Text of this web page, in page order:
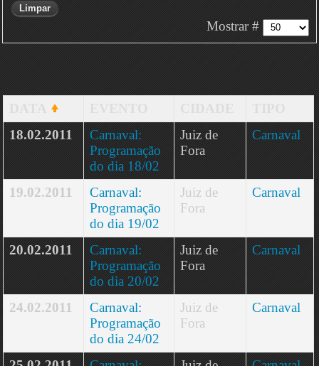
Limpar
Mostrar #
18.02.2011
Carnaval:
Programação
do dia 18/02
Juiz de
Fora
Carnaval
19.02.2011
Carnaval:
Programação
do dia 19/02
Juiz de
Fora
Carnaval
20.02.2011
Carnaval:
Programação
do dia 20/02
Juiz de
Fora
Carnaval
24.02.2011
Carnaval:
Programação
do dia 24/02
Juiz de
Fora
Carnaval